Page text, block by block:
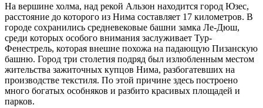
На вершине холма, над рекой Альзон находится город Юзес,
расстояние до которого из Нима составляет 17 километров. В
городе сохранились средневековые башни замка Ле-Дюш,
среди которых особого внимания заслуживает Тур-
Фенестрель, которая внешне похожа на падающую Пизанскую
башню. Город три столетия подряд был излюбленным местом
жительства зажиточных купцов Нима, разбогатевших на
производстве текстиля. По этой причине здесь построено
много богатых особняков и разбито красивых площадей и
парков.